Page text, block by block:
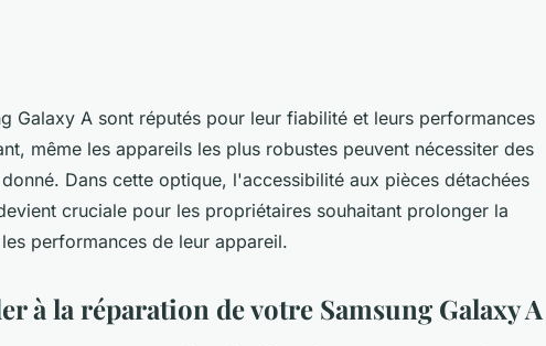
réparer
Galaxy A sont réputés pour leur fiabilité et leurs performances
même les appareils les plus robustes peuvent nécessiter des
Dans cette optique, l'accessibilité aux pièces détachées
cruciale pour les propriétaires souhaitant prolonger la
performances de leur appareil.
à la réparation de votre Samsung Galaxy A